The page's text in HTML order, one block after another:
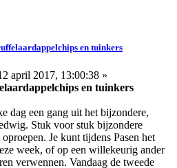
en tuinkers
april 2017, 13:00:38 »
en tuinkers
dag een gang uit het bijzondere,
Stuk voor stuk bijzondere
Je kunt tijdens Pasen het
week, of op een willekeurig ander
verwennen. Vandaag de tweede